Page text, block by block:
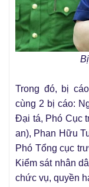
Trong đó, bị
cùng 2 bị cáo:
Đại tá, Phó Cục
an), Phan Hữu
Phó Tổng cục
Kiểm sát nhân
chức vụ, quyền